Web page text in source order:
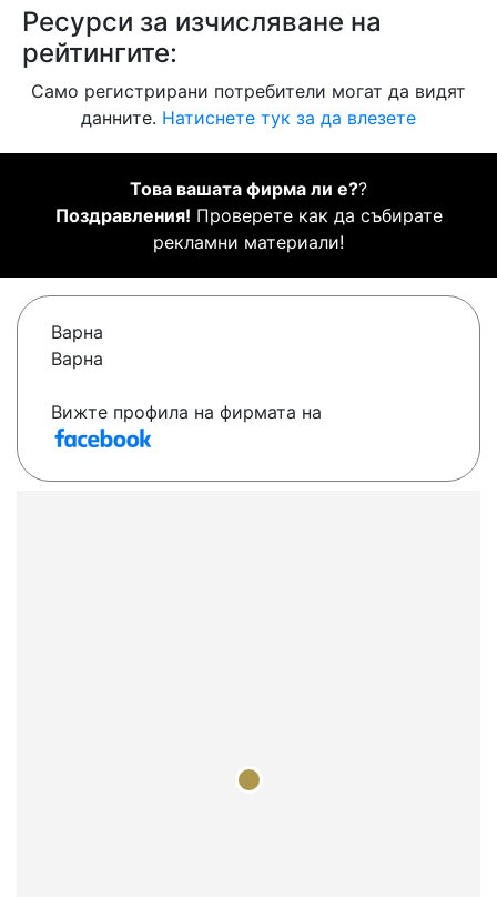
Ресурси за изчисляване на
рейтингите:
Само регистрирани потребители могат да видят
данните. Натиснете тук за да влезете
Това вашата фирма ли е??
Поздравления! Проверете как да събирате
рекламни материали!
Варна
Варна
Вижте профила на фирмата на